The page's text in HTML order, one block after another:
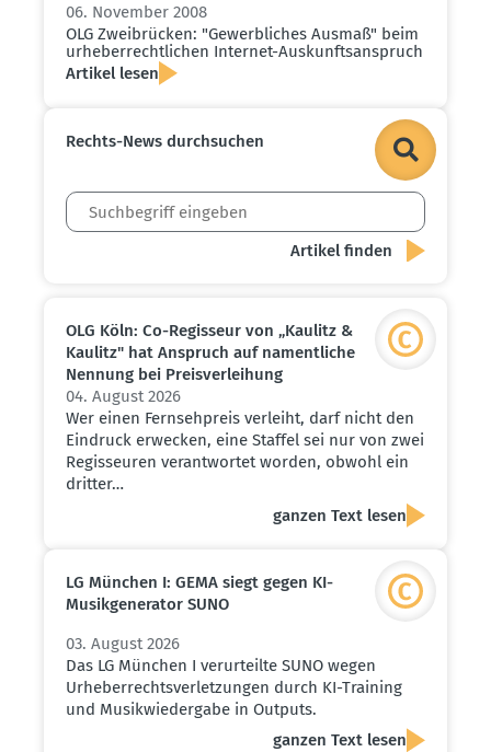
06. November 2008
OLG Zweibrücken: "Gewerb­liches Ausmaß" beim
urheber­recht­lichen Internet-Auskunfts­an­spruch
Artikel lesen
Rechts-News durch­suchen
OLG Köln: Co-Regisseur von „Kaulitz &
Kaulitz" hat Anspruch auf nament­liche
Nennung bei Preis­ver­leihung
04. August 2026
Wer einen Fernsehpreis verleiht, darf nicht den
Eindruck erwecken, eine Staffel sei nur von zwei
Regisseuren verantwortet worden, obwohl ein
dritter…
ganzen Text lesen
LG München I: GEMA siegt gegen KI-
Musik­ge­ne­rator SUNO
03. August 2026
Das LG München I verurteilte SUNO wegen
Urheberrechtsverletzungen durch KI-Training
und Musikwiedergabe in Outputs.
ganzen Text lesen